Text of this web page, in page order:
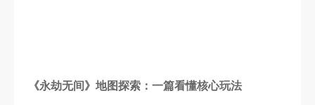
《永劫无间》地图探索：一篇看懂核心玩法